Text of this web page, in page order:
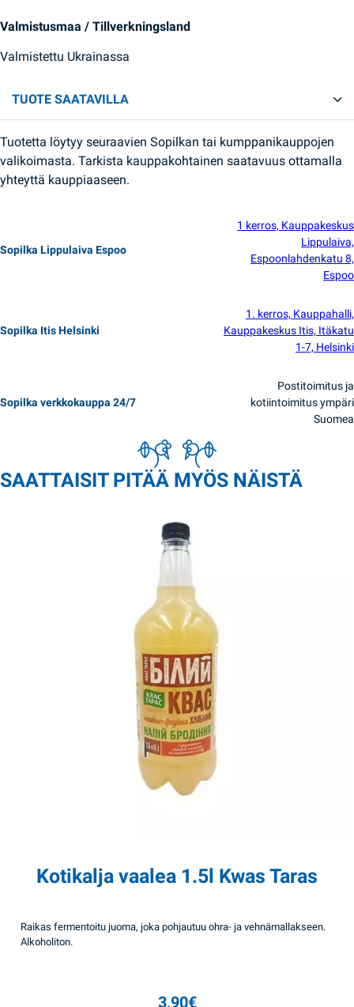
Valmistusmaa / Tillverkningsland
Valmistettu Ukrainassa
TUOTE SAATAVILLA
Tuotetta löytyy seuraavien Sopilkan tai kumppanikauppojen
valikoimasta. Tarkista kauppakohtainen saatavuus ottamalla
yhteyttä kauppiaaseen.
Sopilka Lippulaiva Espoo
1 kerros, Kauppakeskus
Lippulaiva,
Espoonlahdenkatu 8,
Espoo
Sopilka Itis Helsinki
1. kerros, Kauppahalli,
Kauppakeskus Itis, Itäkatu
1-7, Helsinki
Sopilka verkkokauppa 24/7
Postitoimitus ja
kotiintoimitus ympäri
Suomea
SAATTAISIT PITÄÄ MYÖS NÄISTÄ
Kotikalja vaalea 1.5l Kwas Taras
Raikas fermentoitu juoma, joka pohjautuu ohra- ja vehnämallakseen.
Alkoholiton.
3,90€